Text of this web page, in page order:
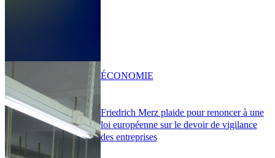
Friedrich Merz plaide pour renoncer à une
loi européenne sur le devoir de vigilance
des entreprises
ÉCONOMIE